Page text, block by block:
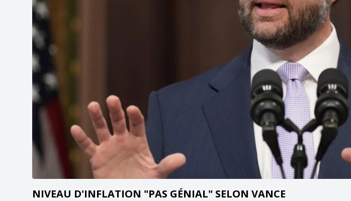
NIVEAU D'INFLATION "PAS GÉNIAL" SELON VANCE